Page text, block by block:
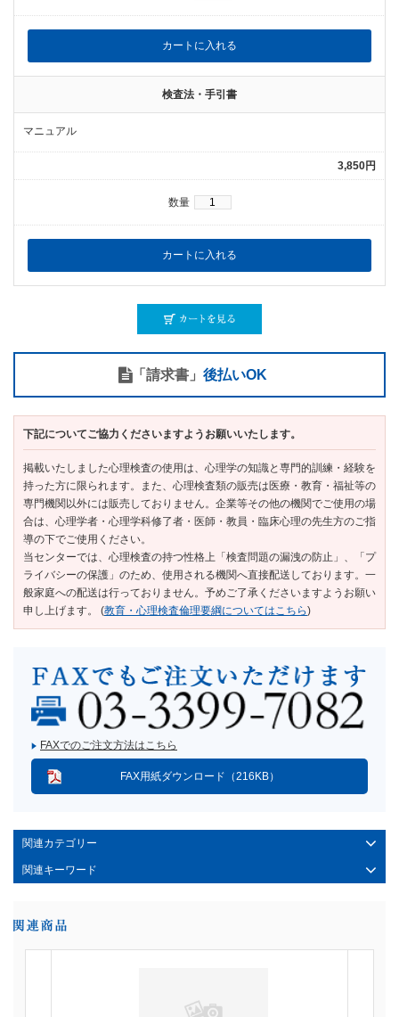
検査法・手引書
マニュアル
3,850円
数量
「請求書」 後払いOK
下記についてご協力くださいますようお願いいたします。
掲載いたしました心理検査の使用は、心理学の知識と専門的訓練・経験を
持った方に限られます。また、心理検査類の販売は医療・教育・福祉等の
専門機関以外には販売しておりません。企業等その他の機関でご使用の場
合は、心理学者・心理学科修了者・医師・教員・臨床心理の先生方のご指
導の下でご使用ください。
当センターでは、心理検査の持つ性格上「検査問題の漏洩の防止」、「プ
ライバシーの保護」のため、使用される機関へ直接配送しております。一
般家庭への配送は行っておりません。予めご了承くださいますようお願い
申し上げます。 (教育・心理検査倫理要綱についてはこちら)
FAXでのご注文方法はこちら
FAX用紙ダウンロード（216KB）
関連カテゴリー
関連キーワード